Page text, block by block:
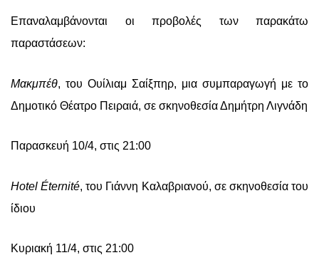
Eπαναλαμβάνονται οι προβολές των παρακάτω
παραστάσεων:
Μακμπέθ, του Ουίλιαμ Σαίξπηρ, μια συμπαραγωγή με το
Δημοτικό Θέατρο Πειραιά, σε σκηνοθεσία Δημήτρη Λιγνάδη
Παρασκευή 10/4, στις 21:00
Hotel Éternité, του Γιάννη Καλαβριανού, σε σκηνοθεσία του
ίδιου
Κυριακή 11/4, στις 21:00